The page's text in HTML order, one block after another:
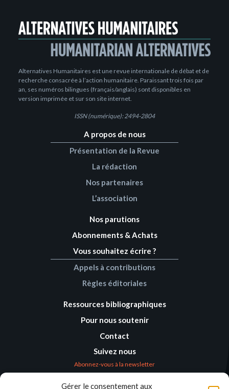
Gérer le consentement aux
Alternatives Humanitaires est une revue internationale de débat et de
recherche consacrée à l’action humanitaire. Paraissant trois fois par
an, ses numéros bilingues (français/anglais) sont disponibles en
version imprimée et sur son site internet.
ISSN (numérique): 2494-2804
A propos de nous
Présentation de la Revue
La rédaction
Nos partenaires
L’association
Nos parutions
Abonnements & Achats
Vous souhaitez écrire ?
Appels à contributions
Règles éditoriales
Ressources bibliographiques
Pour nous soutenir
Contact
Suivez nous
Abonnez-vous à la newsletter